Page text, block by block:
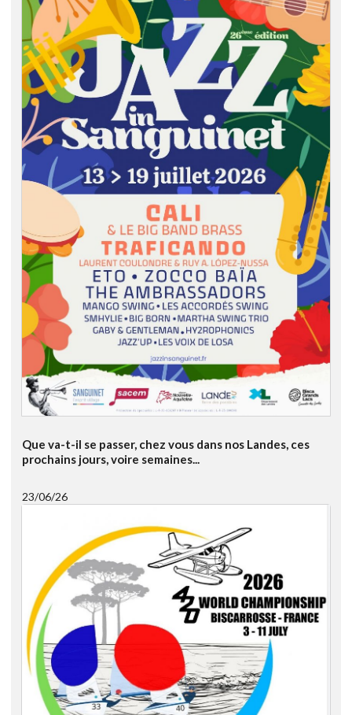
Que va-t-il se passer, chez vous dans nos Landes, ces
prochains jours, voire semaines...
23/06/26